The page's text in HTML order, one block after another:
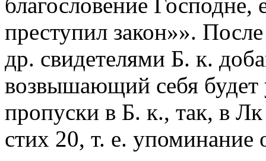
преступил закон»».
др. свидетелями Б. к.
возвышающий себя
пропуски в Б. к., так, в
стих 20, т. е. упоминание